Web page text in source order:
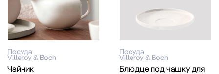
Посуда
Villeroy & Boch
Чайник
Посуда
Villeroy & Boch
Блюдце под чашку для